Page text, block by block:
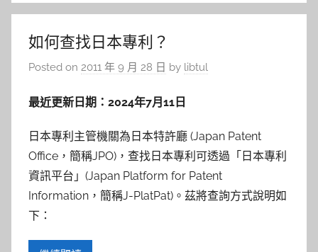
大
學
圖
書
館
參
考
如何查找日本專利？
Posted on 2011 年 9 月 28 日 by libtul
最近更新日期：2024年7月11日
日本專利主管機關為日本特許廳 (Japan Patent
Office，簡稱JPO)，查找日本專利可透過「日本專利
資訊平台」(Japan Platform for Patent
Information，簡稱J-PlatPat)。茲將查詢方式說明如
下：